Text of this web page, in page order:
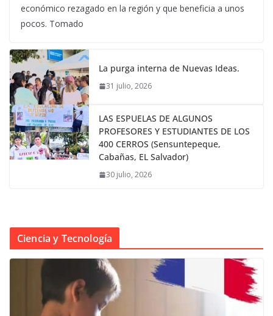
económico rezagado en la región y que beneficia a unos
pocos. Tomado
La purga interna de Nuevas Ideas.
31 julio, 2026
LAS ESPUELAS DE ALGUNOS
PROFESORES Y ESTUDIANTES DE LOS
400 CERROS (Sensuntepeque,
Cabañas, EL Salvador)
30 julio, 2026
Ciencia y Tecnología